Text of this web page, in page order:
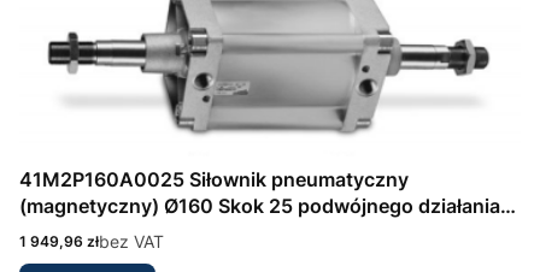
41M2P160A0025 Siłownik pneumatyczny
(magnetyczny) Ø160 Skok 25 podwójnego działania,
amortyzacja przód/tył Seria 41 wg DIN/ISO 6431
Camozzi
Cena
1 949,96 złbez VAT